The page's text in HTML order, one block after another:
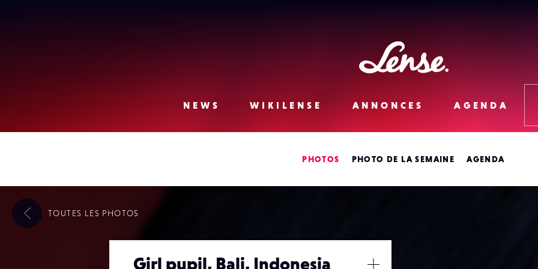
Lense
NEWS WIKILENSE ANNONCES AGENDA
PHOTOS PHOTO DE LA SEMAINE AGENDA
Girl pupil, Bali, Indonesia
TOUTES LES PHOTOS